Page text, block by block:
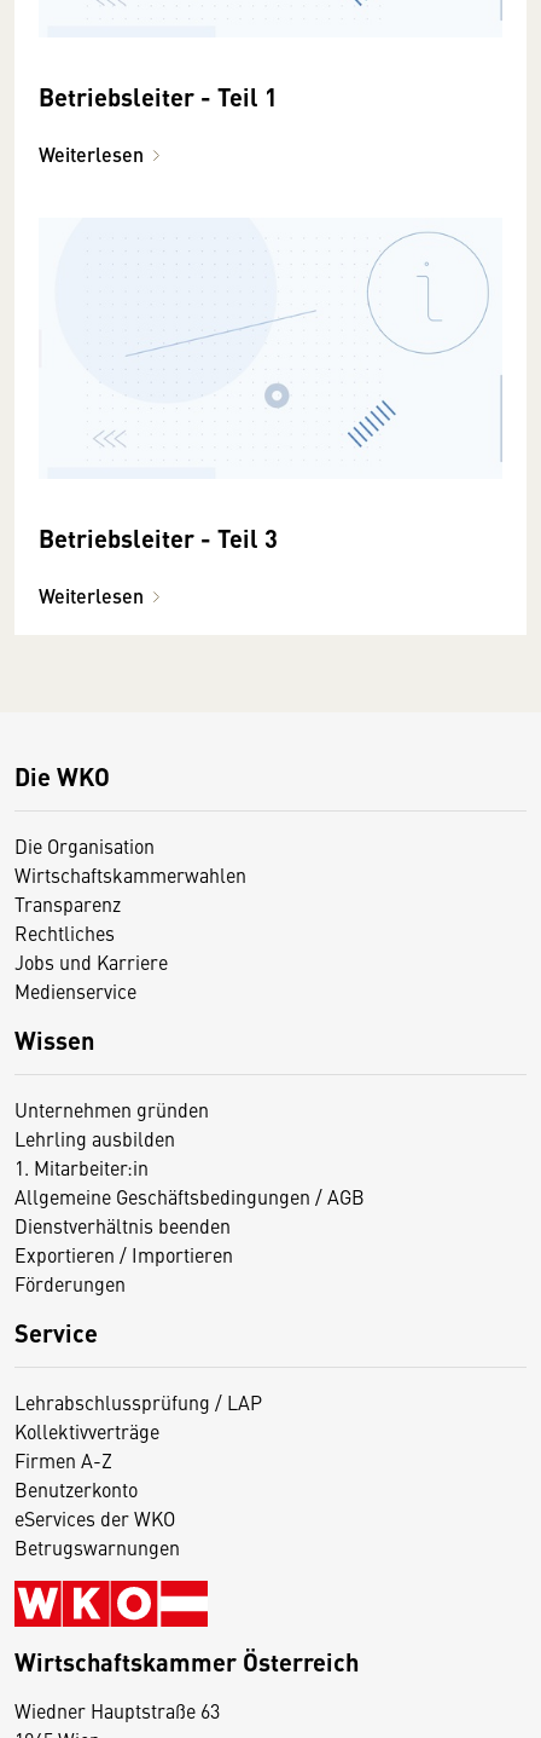
Betriebsleiter - Teil 1
Weiterlesen
Betriebsleiter - Teil 3
Weiterlesen
Die WKO
Die Organisation
Wirtschaftskammerwahlen
Transparenz
Rechtliches
Jobs und Karriere
Medienservice
Wissen
Unternehmen gründen
Lehrling ausbilden
1. Mitarbeiter:in
Allgemeine Geschäftsbedingungen / AGB
Dienstverhältnis beenden
Exportieren / Importieren
Förderungen
Service
Lehrabschlussprüfung / LAP
Kollektivverträge
Firmen A-Z
Benutzerkonto
eServices der WKO
Betrugswarnungen
Wirtschaftskammer Österreich
Wiedner Hauptstraße 63
D